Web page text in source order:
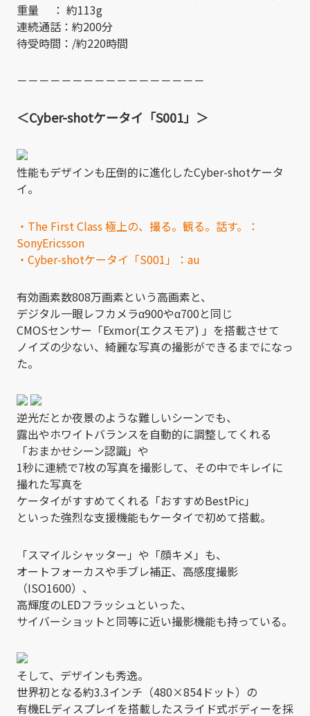
重量 ： 約113g
連続通話：約200分
待受時間：/約220時間
－－－－－－－－－－－－－－－－－
＜Cyber-shotケータイ「S001」＞
性能もデザインも圧倒的に進化したCyber-shotケータ
イ。
・The First Class 極上の、撮る。観る。話す。：
SonyEricsson
・Cyber-shotケータイ「S001」：au
有効画素数808万画素という高画素と、
デジタル一眼レフカメラα900やα700と同じ
CMOSセンサー「Exmor(エクスモア) 」を搭載させて
ノイズの少ない、綺麗な写真の撮影ができるまでになっ
た。
逆光だとか夜景のような難しいシーンでも、
露出やホワイトバランスを自動的に調整してくれる
「おまかせシーン認識」や
1秒に連続で7枚の写真を撮影して、その中でキレイに
撮れた写真を
ケータイがすすめてくれる「おすすめBestPic」
といった強烈な支援機能もケータイで初めて搭載。
「スマイルシャッター」や「顔キメ」も、
オートフォーカスや手ブレ補正、高感度撮影
（ISO1600）、
高輝度のLEDフラッシュといった、
サイバーショットと同等に近い撮影機能も持っている。
そして、デザインも秀逸。
世界初となる約3.3インチ（480×854ドット）の
有機ELディスプレイを搭載したスライド式ボディーを採